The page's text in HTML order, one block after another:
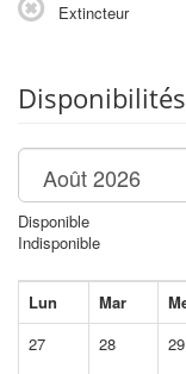
Extincteur
Disponibilités
Disponible
Indisponible
Lun Mar
27
28 29